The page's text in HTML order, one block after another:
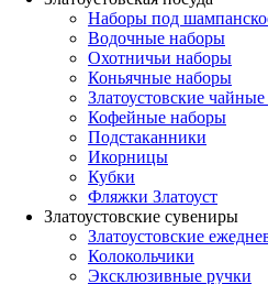
Наборы под
Водочные наборы
Охотничьи наборы
Коньячные наборы
Златоустовские
Кофейные наборы
Подстаканники
Икорницы
Кубки
Фляжки Златоуст
Златоустовские сувениры
Златоустовские
Колокольчики
Эксклюзивные ручки